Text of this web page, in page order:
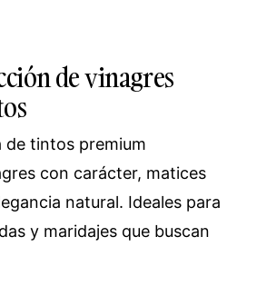
de vinagres
de tintos premium
con carácter, matices
natural. Ideales para
y maridajes que buscan